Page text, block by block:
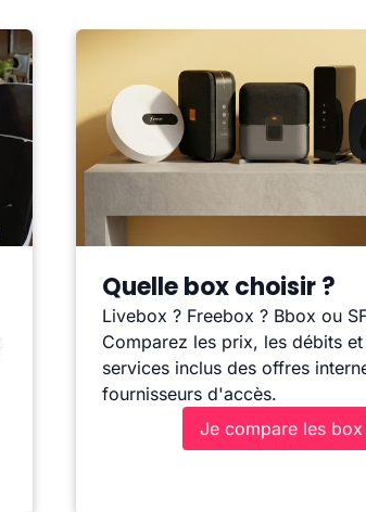
Quelle box choisir ?
Livebox ? Freebox ? Bbox ou
Comparez les prix, les débits et
services inclus des offres
fournisseurs d'accès.
Je compare les box